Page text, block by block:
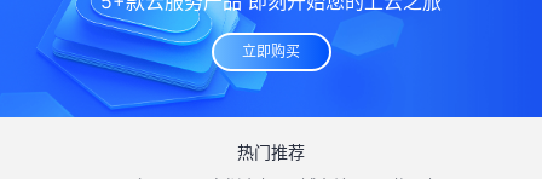
立即购买
热门推荐